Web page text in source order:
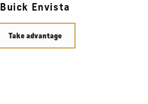
Buick Envista
Take advantage